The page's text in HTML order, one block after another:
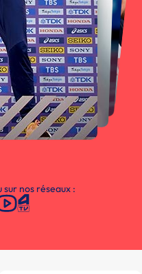
nos réseaux :